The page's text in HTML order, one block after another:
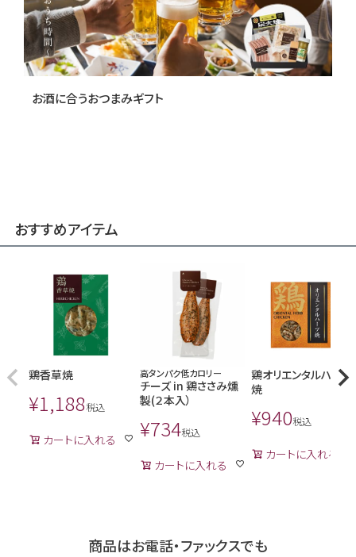
お酒に合うおつまみギフト
おすすめアイテム
鶏香草焼
¥1,188税込
カートに入れる
高タンパク低カロリー
チーズ in 鶏ささみ燻
製(２本入）
¥734税込
カートに入れる
鶏オリエンタルハーブ
焼
¥940税込
カートに入れる
商品はお電話・ファックスでも